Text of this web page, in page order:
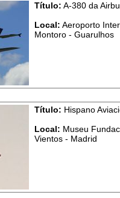
Título: A-380 da
Local: Aeroporto
Montoro - Guarulhos
Título: Hispano
Local: Museu
Vientos - Madrid